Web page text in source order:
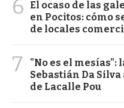
6
El ocaso de las
en Pocitos: cómo
de locales
7
"No es el mesías":
Sebastián Da
de Lacalle Pou